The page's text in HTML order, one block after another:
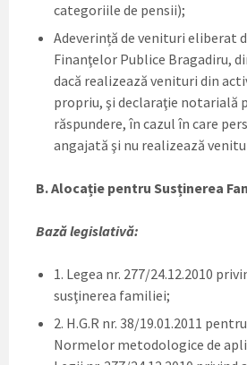
categoriile de pensii);
Adeverință de venituri eliberat
Finanţelor Publice Bragadiru,
dacă realizează venituri din
propriu, şi declaraţie notarială
răspundere, în cazul în care
angajată şi nu realizează
B. Alocație pentru Susținerea
Bază legislativă:
1. Legea nr. 277/24.12.2010
susţinerea familiei;
2. H.G.R nr. 38/19.01.2011
Normelor metodologice de